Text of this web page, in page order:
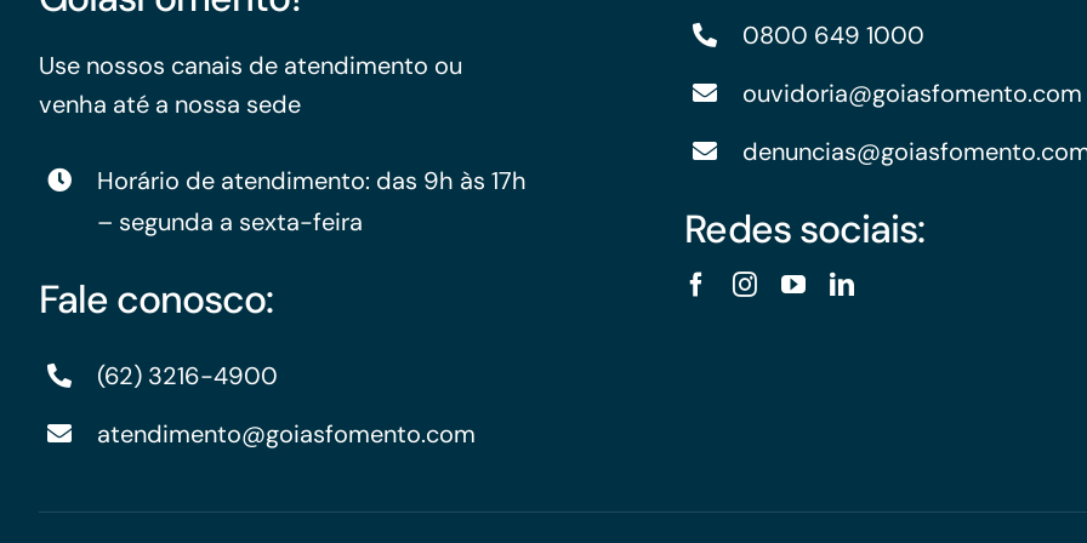
Use nossos canais de atendimento ou
venha até a nossa sede
Horário de atendimento: das 9h às 17h
– segunda a sexta-feira
Fale conosco:
(62) 3216-4900
atendimento@goiasfomento.com
0800 649 1000
ouvidoria@goiasfomento.com
Redes sociais: